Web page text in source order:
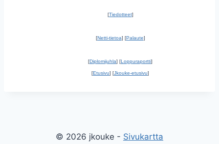
[Tiedotteet]
[Netti-tietoa] [Palaute]
[Diplomijuhla] [Loppuraportti]
[Etusivu] [Jkouke-etusivu]
© 2026 jkouke - Sivukartta